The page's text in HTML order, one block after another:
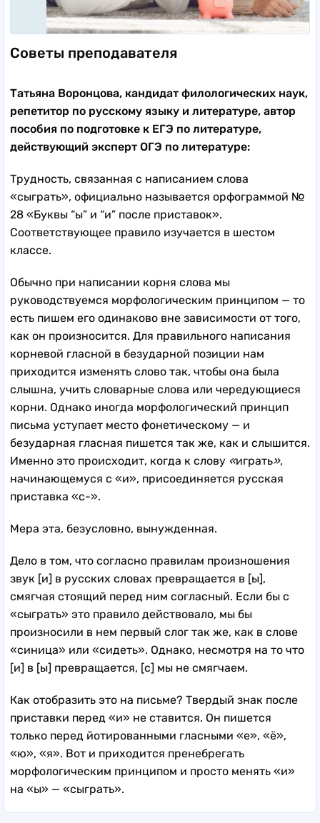
Советы преподавателя
Татьяна Воронцова, кандидат филологических наук,
репетитор по русскому языку и литературе, автор
пособия по подготовке к ЕГЭ по литературе,
действующий эксперт ОГЭ по литературе:
Трудность, связанная с написанием слова
«сыграть», официально называется орфограммой №
28 «Буквы “ы” и “и” после приставок».
Соответствующее правило изучается в шестом
классе.
Обычно при написании корня слова мы
руководствуемся морфологическим принципом — то
есть пишем его одинаково вне зависимости от того,
как он произносится. Для правильного написания
корневой гласной в безударной позиции нам
приходится изменять слово так, чтобы она была
слышна, учить словарные слова или чередующиеся
корни. Однако иногда морфологический принцип
письма уступает место фонетическому — и
безударная гласная пишется так же, как и слышится.
Именно это происходит, когда к слову «играть»,
начинающемуся с «и», присоединяется русская
приставка «с-».
Мера эта, безусловно, вынужденная.
Дело в том, что согласно правилам произношения
звук [и] в русских словах превращается в [ы],
смягчая стоящий перед ним согласный. Если бы с
«сыграть» это правило действовало, мы бы
произносили в нем первый слог так же, как в слове
«синица» или «сидеть». Однако, несмотря на то что
[и] в [ы] превращается, [с] мы не смягчаем.
Как отобразить это на письме? Твердый знак после
приставки перед «и» не ставится. Он пишется
только перед йотированными гласными «е», «ё»,
«ю», «я». Вот и приходится пренебрегать
морфологическим принципом и просто менять «и»
на «ы» — «сыграть».